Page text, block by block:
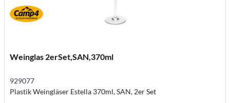
Weinglas 2erSet,SAN,370ml
929077
Plastik Weingläser Estella 370ml, SAN, 2er Set